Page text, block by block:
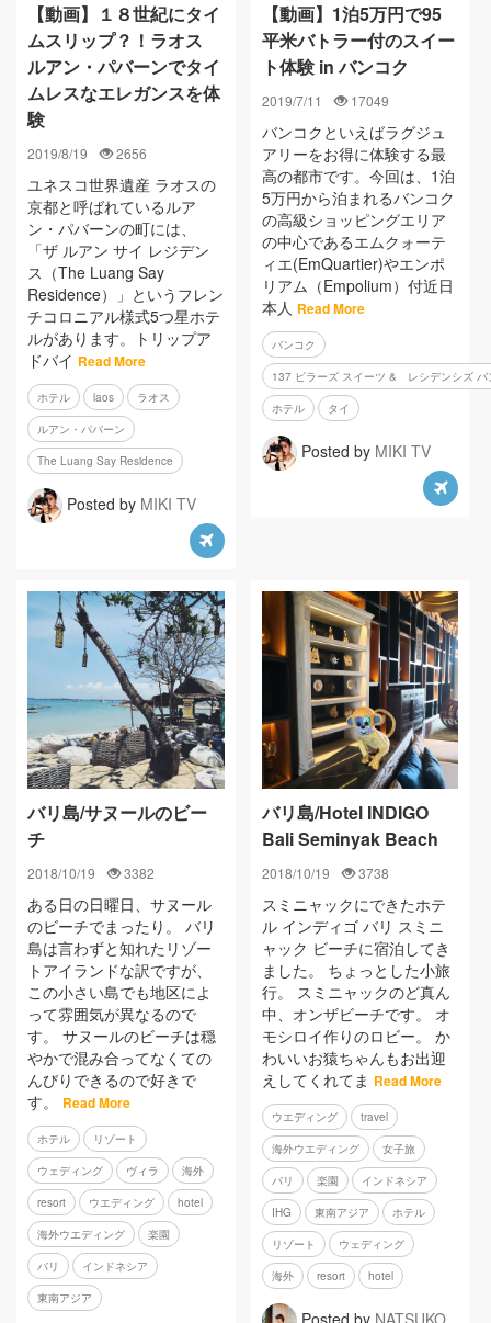
【動画】１８世紀にタイ
ムスリップ？！ラオス
ルアン・パバーンでタイ
ムレスなエレガンスを体
験
2019/8/19 2656
ユネスコ世界遺産 ラオスの
京都と呼ばれているルア
ン・パバーンの町には、
「ザ ルアン サイ レジデン
ス（The Luang Say
Residence）」というフレン
チコロニアル様式5つ星ホテ
ルがあります。トリップア
ドバイ Read More
ホテル laos ラオス
ルアン・パバーン
The Luang Say Residence
Posted by MIKI TV
【動画】1泊5万円で95
平米バトラー付のスイー
ト体験 in バンコク
2019/7/11 17049
バンコクといえばラグジュ
アリーをお得に体験する最
高の都市です。今回は、1泊
5万円から泊まれるバンコク
の高級ショッピングエリア
の中心であるエムクォーテ
ィエ(EmQuartier)やエンポ
リアム（Empolium）付近日
本人 Read More
バンコク
137 ピラーズ スイーツ & レシデンシズ バ
ホテル タイ
Posted by MIKI TV
バリ島/サヌールのビー
チ
2018/10/19 3382
ある日の日曜日、サヌール
のビーチでまったり。 バリ
島は言わずと知れたリゾー
トアイランドな訳ですが、
この小さい島でも地区によ
って雰囲気が異なるので
す。 サヌールのビーチは穏
やかで混み合ってなくての
んびりできるので好きで
す。
Read More
ホテル リゾート
ウェディング ヴィラ 海外
resort ウエディング hotel
海外ウエディング 楽園
バリ インドネシア
東南アジア
バリ島/Hotel INDIGO
Bali Seminyak Beach
2018/10/19 3738
スミニャックにできたホテ
ル インディゴ バリ スミニ
ャック ビーチに宿泊してき
ました。 ちょっとした小旅
行。 スミニャックのど真ん
中、オンザビーチです。 オ
モシロイ作りのロビー。 か
わいいお猿ちゃんもお出迎
えしてくれてま Read More
ウエディング travel
海外ウエディング 女子旅
バリ 楽園 インドネシア
IHG 東南アジア ホテル
リゾート ウェディング
海外 resort hotel
Posted by NATSUKO